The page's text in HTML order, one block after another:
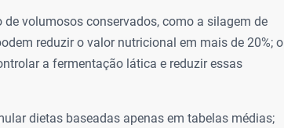
de volumosos conservados, como a silagem de
reduzir o valor nutricional em mais de 20%; o
a fermentação lática e reduzir essas
dietas baseadas apenas em tabelas médias;